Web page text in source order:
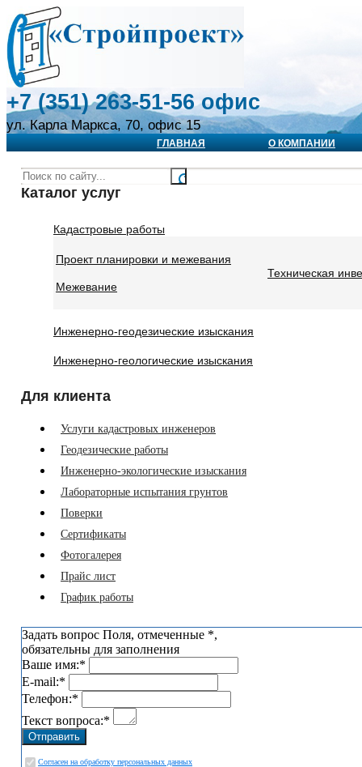
+7 (351) 263-51-56 офис
ул. Карла Маркса, 70, офис 15
ГЛАВНАЯ О КОМПАНИИ
Каталог услуг
Кадастровые работы
Проект планировки и межевания
Межевание
Техническая
Инженерно-геодезические изыскания
Инженерно-геологические изыскания
Для клиента
Услуги кадастровых инженеров
Геодезические работы
Инженерно-экологические изыскания
Лабораторные испытания грунтов
Поверки
Сертификаты
Фотогалерея
Прайс лист
График работы
Задать вопрос Поля, отмеченные *,
обязательны для заполнения
Ваше имя:*
E-mail:*
Телефон:*
Текст вопроса:*
Cогласен на обработку персональных данных